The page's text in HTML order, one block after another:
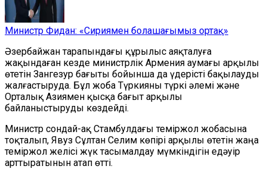
Министр Фидан: «Сириямен болашағымыз ортақ»
Әзербайжан тарапындағы құрылыс аяқталуға
жақындаған кезде министрлік Армения аумағы арқылы
өтетін Зангезур бағыты бойынша да үдерісті бақылауды
жалғастыруда. Бұл жоба Түркияны түркі әлемі және
Орталық Азиямен қысқа бағыт арқылы
байланыстыруды көздейді.
Министр сондай-ақ Стамбулдағы теміржол жобасына
тоқталып, Явуз Сұлтан Селим көпірі арқылы өтетін жаңа
теміржол желісі жүк тасымалдау мүмкіндігін едәуір
арттыратынын атап өтті.